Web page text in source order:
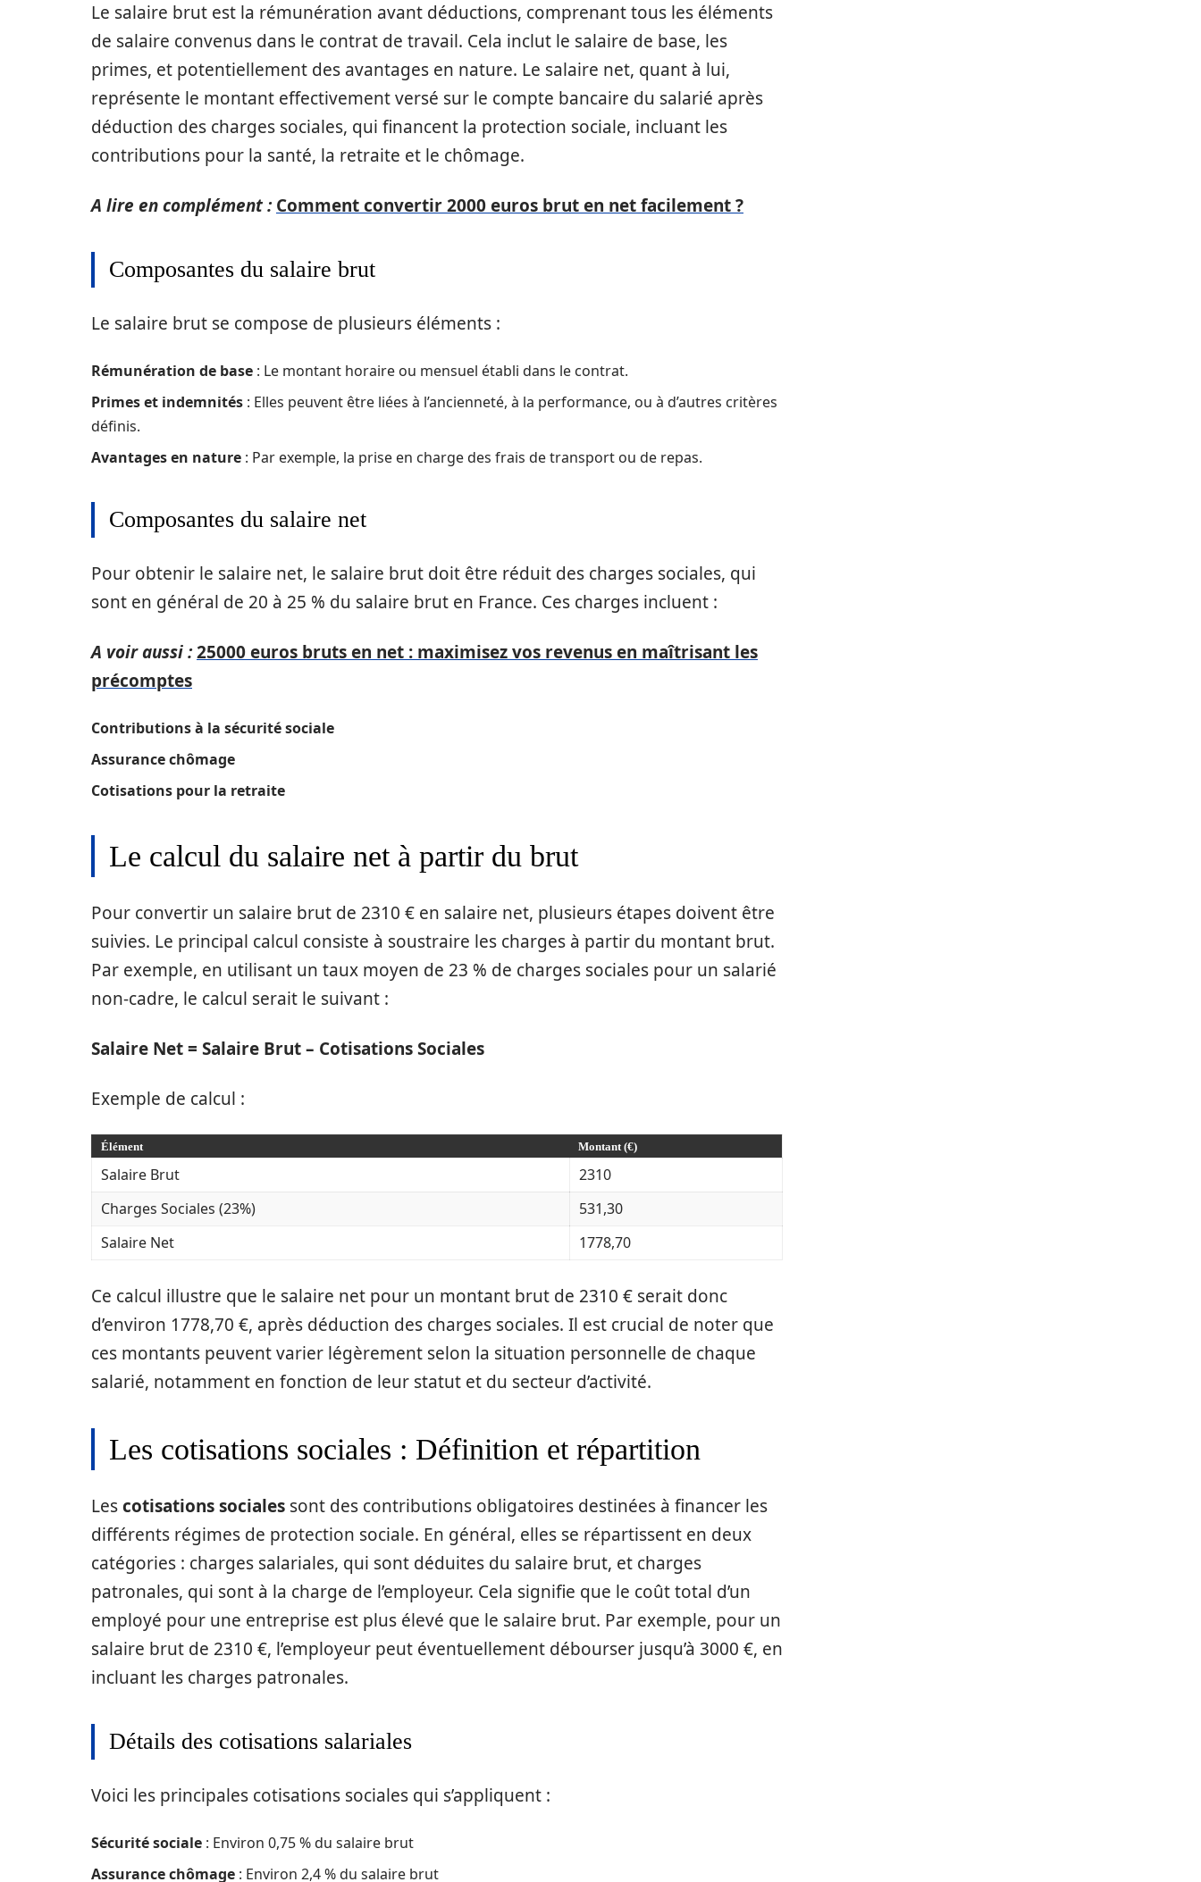
Le salaire brut est la rémunération avant déductions, comprenant tous les éléments
de salaire convenus dans le contrat de travail. Cela inclut le salaire de base, les
primes, et potentiellement des avantages en nature. Le salaire net, quant à lui,
représente le montant effectivement versé sur le compte bancaire du salarié après
déduction des charges sociales, qui financent la protection sociale, incluant les
contributions pour la santé, la retraite et le chômage.
A lire en complément : Comment convertir 2000 euros brut en net facilement ?
Composantes du salaire brut
Le salaire brut se compose de plusieurs éléments :
Rémunération de base : Le montant horaire ou mensuel établi dans le contrat.
Primes et indemnités : Elles peuvent être liées à l’ancienneté, à la performance, ou à d’autres critères
définis.
Avantages en nature : Par exemple, la prise en charge des frais de transport ou de repas.
Composantes du salaire net
Pour obtenir le salaire net, le salaire brut doit être réduit des charges sociales, qui
sont en général de 20 à 25 % du salaire brut en France. Ces charges incluent :
A voir aussi :25000 euros bruts en net : maximisez vos revenus en maîtrisant les
précomptes
Contributions à la sécurité sociale
Assurance chômage
Cotisations pour la retraite
Le calcul du salaire net à partir du brut
Pour convertir un salaire brut de 2310 € en salaire net, plusieurs étapes doivent être
suivies. Le principal calcul consiste à soustraire les charges à partir du montant brut.
Par exemple, en utilisant un taux moyen de 23 % de charges sociales pour un salarié
non-cadre, le calcul serait le suivant :
Salaire Net = Salaire Brut – Cotisations Sociales
Exemple de calcul :
Élément Montant (€)
Salaire Brut
2310
Charges Sociales (23%)
531,30
Salaire Net
1778,70
Ce calcul illustre que le salaire net pour un montant brut de 2310 € serait donc
d’environ 1778,70 €, après déduction des charges sociales. Il est crucial de noter que
ces montants peuvent varier légèrement selon la situation personnelle de chaque
salarié, notamment en fonction de leur statut et du secteur d’activité.
Les cotisations sociales : Définition et répartition
Lescotisations sociales sont des contributions obligatoires destinées à financer les
différents régimes de protection sociale. En général, elles se répartissent en deux
catégories : charges salariales, qui sont déduites du salaire brut, et charges
patronales, qui sont à la charge de l’employeur. Cela signifie que le coût total d’un
employé pour une entreprise est plus élevé que le salaire brut. Par exemple, pour un
salaire brut de 2310 €, l’employeur peut éventuellement débourser jusqu’à 3000 €, en
incluant les charges patronales.
Détails des cotisations salariales
Voici les principales cotisations sociales qui s’appliquent :
Sécurité sociale : Environ 0,75 % du salaire brut
Assurance chômage : Environ 2,4 % du salaire brut